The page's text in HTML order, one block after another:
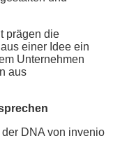
prägen die
einer Idee ein
Unternehmen
aus
DNA von invenio